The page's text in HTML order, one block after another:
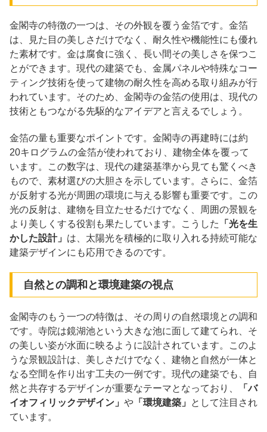
金閣寺の特徴の一つは、その外観を覆う金箔です。金箔
は、見た目の美しさだけでなく、耐久性や機能性にも優れ
た素材です。金は腐食に強く、長い間その美しさを保つこ
とができます。現代の建築でも、金属パネルや特殊なコー
ティング技術を使って建物の耐久性を高める取り組みが行
われています。そのため、金閣寺の金箔の使用は、現代の
技術ともつながる先駆的なアイデアと言えるでしょう。
金箔の量も重要なポイントです。金閣寺の再建時には約
20キログラムの金箔が使われており、建物全体を覆って
います。この数字は、現代の建築基準から見ても驚くべき
もので、素材選びの大胆さを示しています。さらに、金箔
が反射する光が周囲の環境に与える影響も重要です。この
光の反射は、建物を目立たせるだけでなく、周囲の景観を
より美しくする役割も果たしています。こうした
「光を生
かした設計」 は、太陽光を積極的に取り入れる持続可能な
建築デザインにも応用できるのです。
自然との調和と環境建築の視点
金閣寺のもう一つの特徴は、その周りの自然環境との調和
です。寺院は鏡湖池という大きな池に面して建てられ、そ
の美しい姿が水面に映るように設計されています。このよ
うな景観設計は、美しさだけでなく、建物と自然が一体と
なる空間を作り出す工夫の一例です。現代の建築でも、自
然と共存するデザインが重要なテーマとなっており、
「バ
イオフィリックデザイン」 や 「環境建築」
として注目され
ています。